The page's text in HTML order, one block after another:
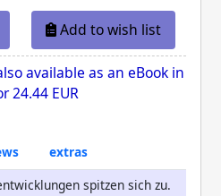
Add to wish list
available as an eBook in
24.44 EUR
extras
spitzen sich zu.